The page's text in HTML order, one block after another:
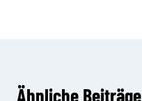
Ähnliche Beiträge